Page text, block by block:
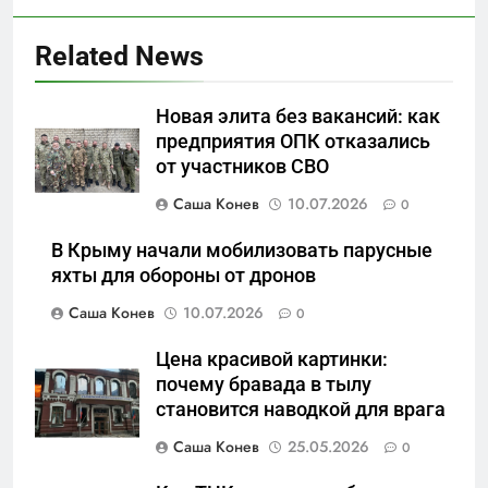
Related News
Новая элита без вакансий: как
предприятия ОПК отказались
от участников СВО
Саша Конев
10.07.2026 0
В Крыму начали мобилизовать парусные
яхты для обороны от дронов
Саша Конев
10.07.2026 0
Цена красивой картинки:
почему бравада в тылу
становится наводкой для врага
Саша Конев
25.05.2026 0
Отрезанные от помощи:
почему власть и
маркетплейсы «умывают
руки» после ударов по
САНКТ-ПЕТЕРБУРГ И ОБЛАСТЬ
«Ростех» разъедают изнутри:
Серовский оборонный завод
идёт ко дну
САНКТ-ПЕТЕРБУРГ И ОБЛАСТЬ
7
«Бизнес на ветеранах и
социальный координатор